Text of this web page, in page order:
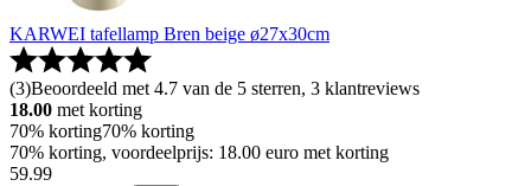
KARWEI tafellamp Bren beige ø27x30cm
(3)Beoordeeld met 4.7 van de 5 sterren, 3 klantreviews
18.00 met korting
70% korting70% korting
70% korting, voordeelprijs: 18.00 euro met korting
59.99